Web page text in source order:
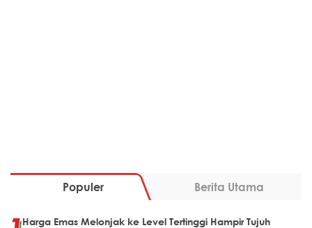
Populer Berita Utama
Harga Emas Melonjak ke Level Tertinggi Hampir Tujuh